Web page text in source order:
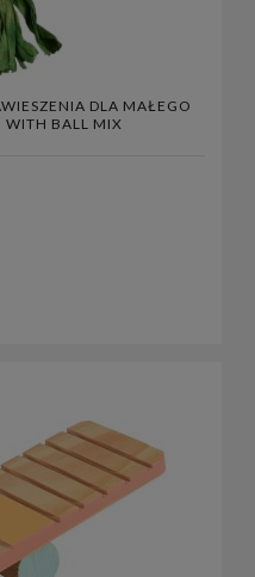
DLA MAŁEGO
WITH BALL MIX